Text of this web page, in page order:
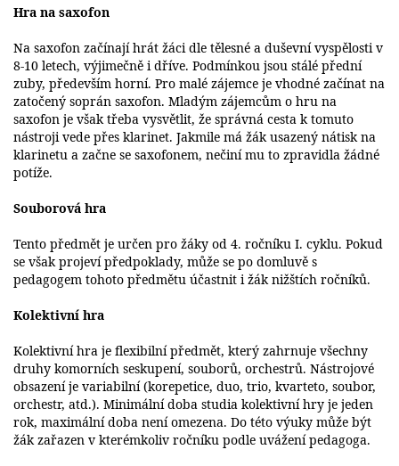
Hra na saxofon
Na saxofon začínají hrát žáci dle tělesné a duševní vyspělosti v
8-10 letech, výjimečně i dříve. Podmínkou jsou stálé přední
zuby, především horní. Pro malé zájemce je vhodné začínat na
zatočený soprán saxofon. Mladým zájemcům o hru na
saxofon je však třeba vysvětlit, že správná cesta k tomuto
nástroji vede přes klarinet. Jakmile má žák usazený nátisk na
klarinetu a začne se saxofonem, nečiní mu to zpravidla žádné
potíže.
Souborová hra
Tento předmět je určen pro žáky od 4. ročníku I. cyklu. Pokud
se však projeví předpoklady, může se po domluvě s
pedagogem tohoto předmětu účastnit i žák nižštích ročníků.
Kolektivní hra
Kolektivní hra je flexibilní předmět, který zahrnuje všechny
druhy komorních seskupení, souborů, orchestrů. Nástrojové
obsazení je variabilní (korepetice, duo, trio, kvarteto, soubor,
orchestr, atd.). Minimální doba studia kolektivní hry je jeden
rok, maximální doba není omezena. Do této výuky může být
žák zařazen v kterémkoliv ročníku podle uvážení pedagoga.